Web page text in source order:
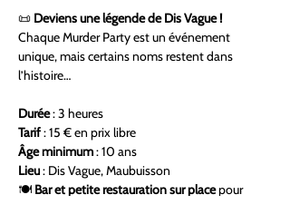
📜 Deviens une légende de Dis Vague !
Chaque Murder Party est un événement
unique, mais certains noms restent dans
l’histoire…
Durée : 3 heures
Tarif : 15 € en prix libre
Âge minimum : 10 ans
Lieu : Dis Vague, Maubuisson
🍽 Bar et petite restauration sur place pour